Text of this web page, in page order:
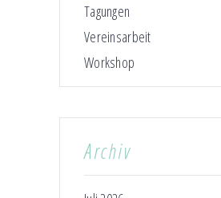
Tagungen
Vereinsarbeit
Workshop
Archiv